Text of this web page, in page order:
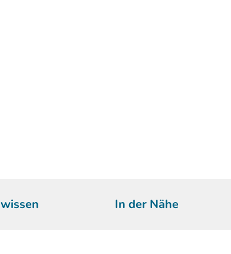
In der Nähe